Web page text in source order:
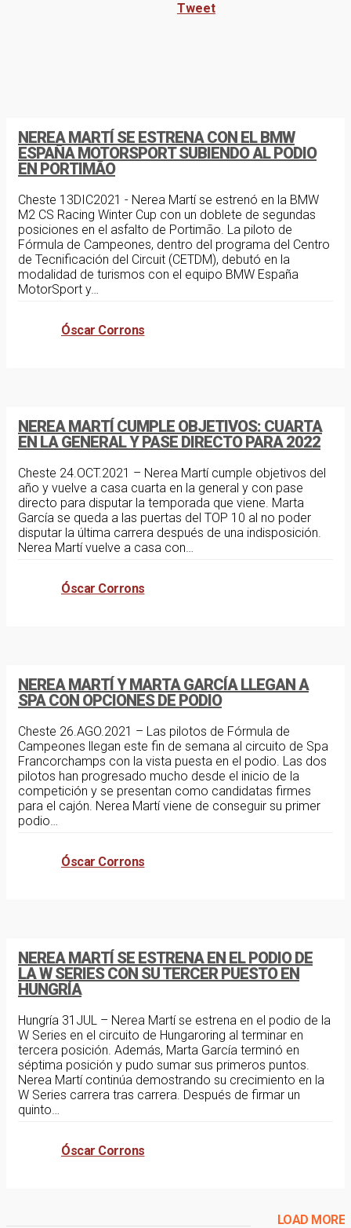
Tweet
NEREA MARTÍ SE ESTRENA CON EL BMW
ESPAÑA MOTORSPORT SUBIENDO AL PODIO
EN PORTIMÃO
Cheste 13DIC2021 - Nerea Martí se estrenó en la BMW
M2 CS Racing Winter Cup con un doblete de segundas
posiciones en el asfalto de Portimão. La piloto de
Fórmula de Campeones, dentro del programa del Centro
de Tecnificación del Circuit (CETDM), debutó en la
modalidad de turismos con el equipo BMW España
MotorSport y…
Óscar Corrons
NEREA MARTÍ CUMPLE OBJETIVOS: CUARTA
EN LA GENERAL Y PASE DIRECTO PARA 2022
Cheste 24.OCT.2021 – Nerea Martí cumple objetivos del
año y vuelve a casa cuarta en la general y con pase
directo para disputar la temporada que viene. Marta
García se queda a las puertas del TOP 10 al no poder
disputar la última carrera después de una indisposición.
Nerea Martí vuelve a casa con…
Óscar Corrons
NEREA MARTÍ Y MARTA GARCÍA LLEGAN A
SPA CON OPCIONES DE PODIO
Cheste 26.AGO.2021 – Las pilotos de Fórmula de
Campeones llegan este fin de semana al circuito de Spa
Francorchamps con la vista puesta en el podio. Las dos
pilotos han progresado mucho desde el inicio de la
competición y se presentan como candidatas firmes
para el cajón. Nerea Martí viene de conseguir su primer
podio…
Óscar Corrons
NEREA MARTÍ SE ESTRENA EN EL PODIO DE
LA W SERIES CON SU TERCER PUESTO EN
HUNGRÍA
Hungría 31JUL – Nerea Martí se estrena en el podio de la
W Series en el circuito de Hungaroring al terminar en
tercera posición. Además, Marta García terminó en
séptima posición y pudo sumar sus primeros puntos.
Nerea Martí continúa demostrando su crecimiento en la
W Series carrera tras carrera. Después de firmar un
quinto…
Óscar Corrons
LOAD MORE